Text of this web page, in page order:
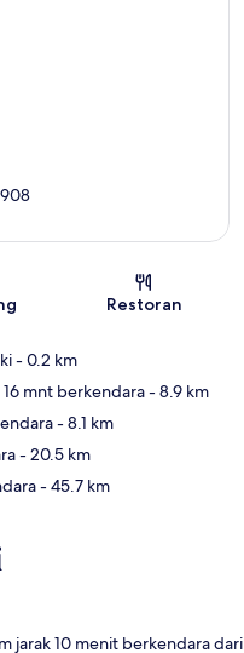
Restoran
- 0.2 km
mnt berkendara- 8.9 km
- 8.1 km
- 20.5 km
- 45.7 km
jarak 10 menit berkendara dari